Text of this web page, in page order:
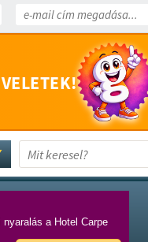
a Hotel Carpe